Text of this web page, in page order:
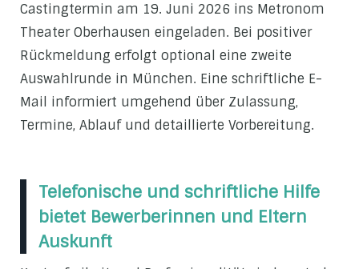
Castingtermin am 19. Juni 2026 ins Metronom
Theater Oberhausen eingeladen. Bei positiver
Rückmeldung erfolgt optional eine zweite
Auswahlrunde in München. Eine schriftliche E-
Mail informiert umgehend über Zulassung,
Termine, Ablauf und detaillierte Vorbereitung.
Telefonische und schriftliche Hilfe
bietet Bewerberinnen und Eltern
Auskunft